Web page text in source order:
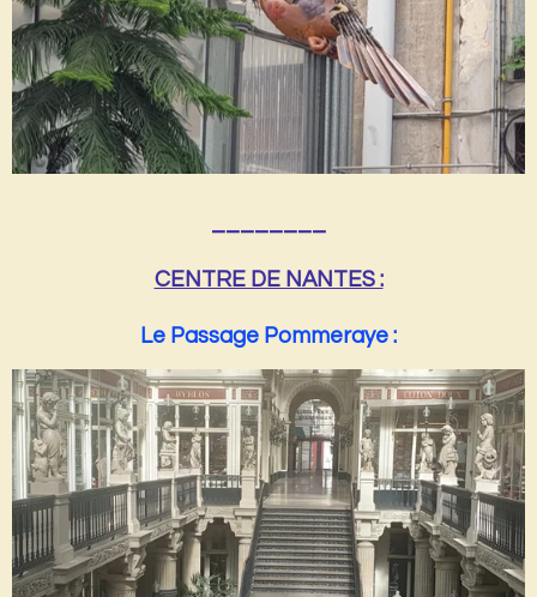
CENTRE DE NANTES :
Le Passage Pommeraye :